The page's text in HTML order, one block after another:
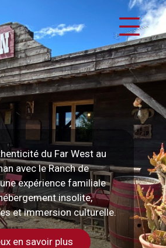
du Far West au
avec le Ranch de
expérience familiale
insolite,
et immersion culturelle.
en savoir plus